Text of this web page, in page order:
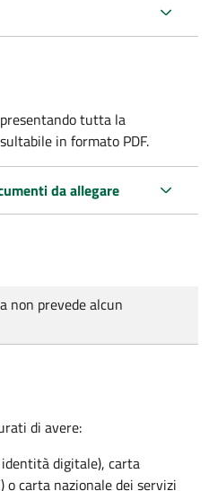
tutta la
in formato PDF.
da allegare
non prevede alcun
di avere:
digitale), carta
o carta nazionale dei servizi